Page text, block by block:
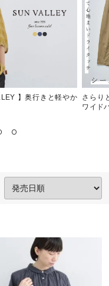
】奥行きと軽やか
さらり
ワイド